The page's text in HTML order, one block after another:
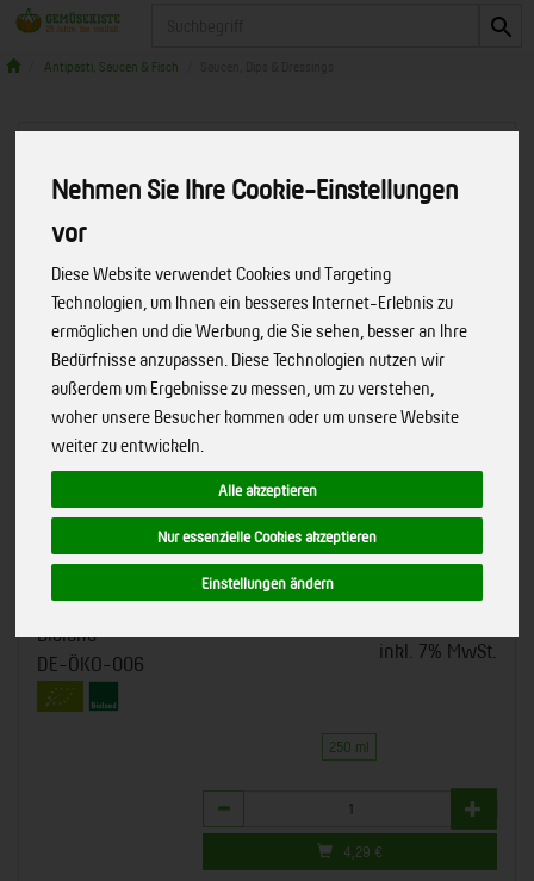
Nehmen Sie Ihre Cookie-Einstellungen
vor
Diese Website verwendet Cookies und Targeting
Technologien, um Ihnen ein besseres Internet-Erlebnis zu
ermöglichen und die Werbung, die Sie sehen, besser an Ihre
Bedürfnisse anzupassen. Diese Technologien nutzen wir
außerdem um Ergebnisse zu messen, um zu verstehen,
woher unsere Besucher kommen oder um unsere Website
weiter zu entwickeln.
Alle akzeptieren
Nur essenzielle Cookies akzeptieren
Einstellungen ändern
Antipasti, Saucen & Fisch
Emils Honig Senf Dressings
Emils Honig & Senf – Dressing & Dip (Bioland) in der
250ml Flasche
582302
Emils Bio-Manufaktur,
Bioland
DE-ÖKO-006
inkl. 7% MwSt.
250 ml
Anzahl
4,29 €